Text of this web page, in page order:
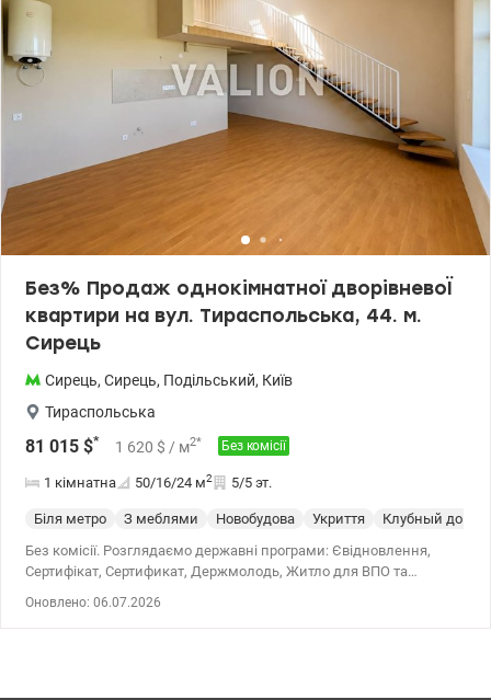
навчальні заклади, спортивний коплекс, магазини, кафе,
банкомати, салони, аптеки, нова пошта. Зупинки громадського
транспорту та міської електрички . До метро Сирець 5-10 хвилин
пішки. Великий досвід допомоги при купівлі квартир за
державними програмами, безготівковий розрахунок 1)
Держмолодь, Єоселя (Є-оселя), Євідновлення, Сертифікат 2)
Житло для ВПО та військових (постанова 280 та інше) Ціна 90
290 у.о. Без комісії для покупця. Телефонуйте. Записуйтесь на
перегляд. Олександр Зайцев 0990100903, 0972910726
valion.ua/1151267
Без% Продаж однокімнатної дворівневоЇ
квартири на вул. Тираспольська, 44. м.
Сирець
Сирець, Сирець, Подільський, Київ
Тираспольська
81 015 $* 1 620 $ / м2* Без комісії
1 кімнатна 50/16/24 м2 5/5 эт.
Біля метро З меблями Новобудова Укриття
Клубный дом
Без комісії. Розглядаємо державні програми: Євідновлення,
Сертифікат, Сертификат, Держмолодь, Житло для ВПО та
дворівневої квартири в Подільському районі, ЖК комфорт класу
відеоспостереження, з великим паркінгом. Знаходиться серед
Оновлено: 06.07.2026